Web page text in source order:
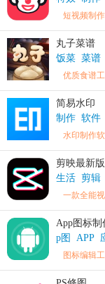
短视频制
丸子菜谱
饭菜 菜谱
优质食谱
简易水印
制作 软件
水印制作
剪映最新版
生活 剪辑
一款全能
App图标制
p图
APP
图标编辑